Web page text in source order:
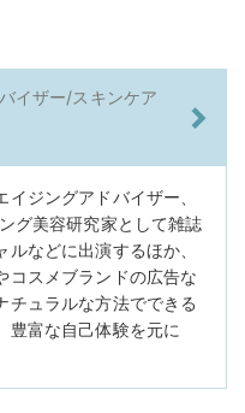
イザー/スキンケア
ジングアドバイザー、
グ美容研究家として雑誌
などに出演するほか、
コスメブランドの広告な
チュラルな方法でできる
豊富な自己体験を元に